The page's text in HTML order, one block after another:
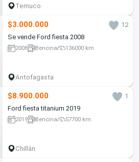
Temuco
$3.000.000
12
Se vende Ford fiesta 2008
2008 Bencina 136000 km
Antofagasta
$8.900.000
1
Ford fiesta titanium 2019
2019 Bencina 57700 km
Chillán